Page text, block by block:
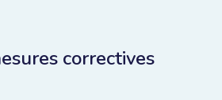
correctives